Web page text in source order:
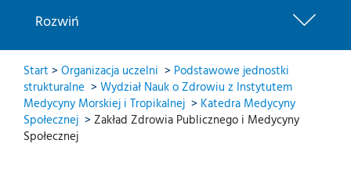
Rozwiń
Start > Organizacja uczelni > Podstawowe jednostki
strukturalne > Wydział Nauk o Zdrowiu z Instytutem
Medycyny Morskiej i Tropikalnej > Katedra Medycyny
Społecznej > Zakład Zdrowia Publicznego i Medycyny
Społecznej